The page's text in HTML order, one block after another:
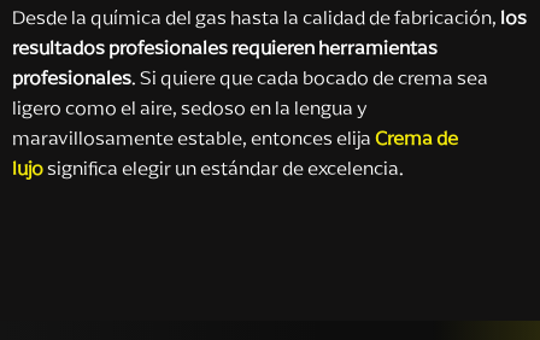
Desde la química del gas hasta la calidad de fabricación, los
resultados profesionales requieren herramientas
profesionales. Si quiere que cada bocado de crema sea
ligero como el aire, sedoso en la lengua y
maravillosamente estable, entonces elijaCrema de
lujosignifica elegir un estándar de excelencia.